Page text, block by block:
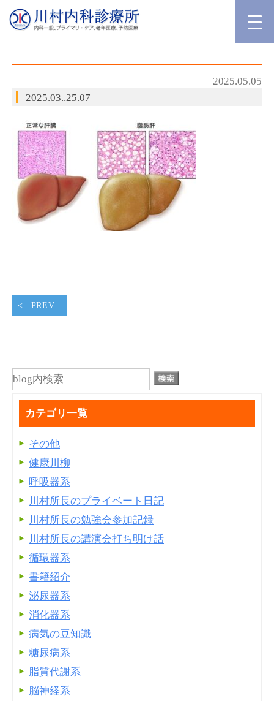
2025.05.05
2025.03..25.07
PREV
カテゴリ一覧
その他
健康川柳
呼吸器系
川村所長のプライベート日記
川村所長の勉強会参加記録
川村所長の講演会打ち明け話
循環器系
書籍紹介
泌尿器系
消化器系
病気の豆知識
糖尿病系
脂質代謝系
脳神経系